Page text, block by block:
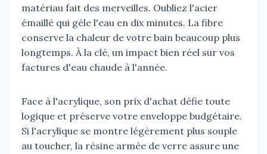
matériau fait des merveilles. Oubliez l'acier
émaillé qui gèle l'eau en dix minutes. La fibre
conserve la chaleur de votre bain beaucoup plus
longtemps. À la clé, un impact bien réel sur vos
factures d'eau chaude à l'année.
Face à l'acrylique, son prix d'achat défie toute
logique et préserve votre enveloppe budgétaire.
Si l'acrylique se montre légèrement plus souple
au toucher, la résine armée de verre assure une